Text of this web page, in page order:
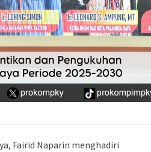
Fairid Naparin menghadiri